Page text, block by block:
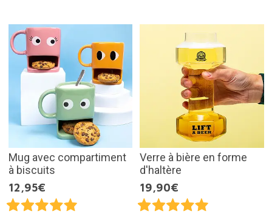
Mug avec compartiment
à biscuits
12,95€
Verre à bière en forme
d'haltère
19,90€